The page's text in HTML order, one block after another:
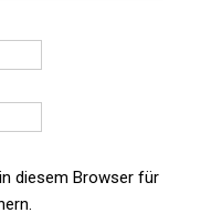
diesem Browser für